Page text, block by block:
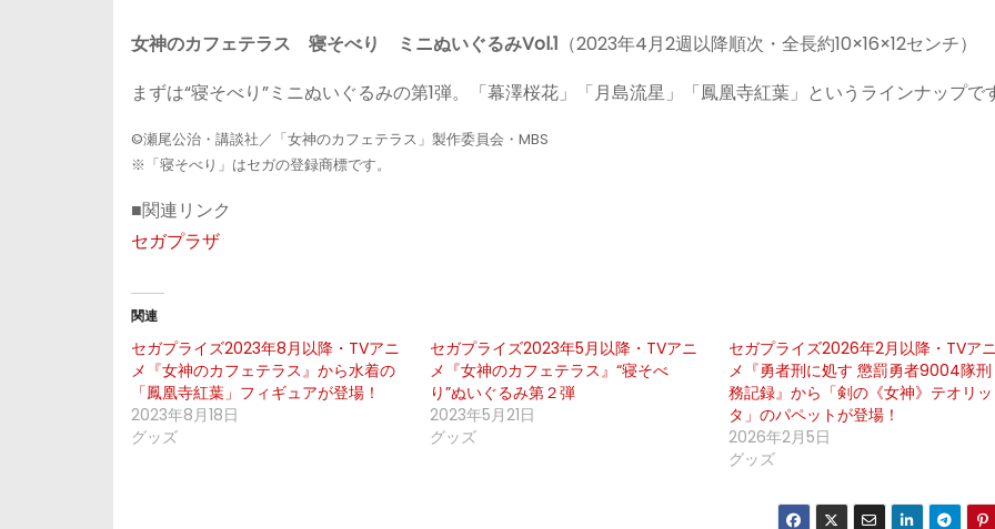
女神のカフェテラス 寝そべり ミニぬいぐるみVol.1 （2023年4月2週以降順次・全長約10×16×12センチ）
まずは“寝そべり”ミニぬいぐるみの第1弾。「幕澤桜花」「月島流星」「鳳凰寺紅葉」というラインナップで
©瀬尾公治・講談社／「女神のカフェテラス」製作委員会・MBS
※「寝そべり」はセガの登録商標です。
■関連リンク
セガプラザ
関連
セガプライズ2023年8月以降・TVアニ
メ『女神のカフェテラス』から水着の
「鳳凰寺紅葉」フィギュアが登場！
2023年8月18日
グッズ
セガプライズ2023年5月以降・TVアニ
メ『女神のカフェテラス』“寝そべ
り”ぬいぐるみ第２弾
2023年5月21日
グッズ
セガプライズ2026年2月以降・TVア
メ『勇者刑に処す 懲罰勇者9004隊刑
務記録』から「剣の《女神》テオリッ
タ」のパペットが登場！
2026年2月5日
グッズ